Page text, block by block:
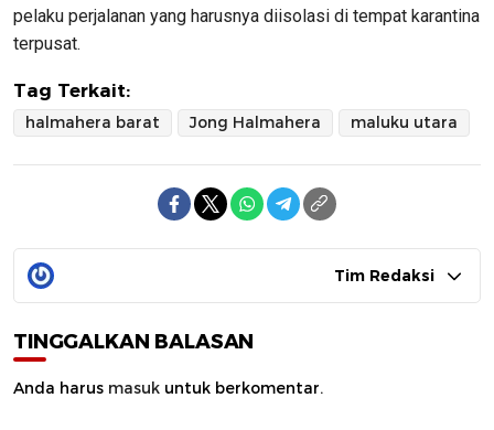
pelaku perjalanan yang harusnya diisolasi di tempat karantina
terpusat.
Tag Terkait:
halmahera barat Jong Halmahera maluku utara
Tim Redaksi
TINGGALKAN BALASAN
Anda harus masuk untuk berkomentar.